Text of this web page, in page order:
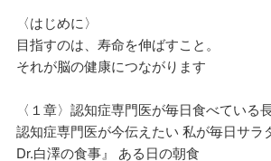
〈はじめに〉
目指すのは、寿命を伸ばすこと。
それが脳の健康につながります
〈１章〉認知症専門医が毎日食べている
認知症専門医が今伝えたい 私が毎日サラ
Dr.白澤の食事』 ある日の朝食